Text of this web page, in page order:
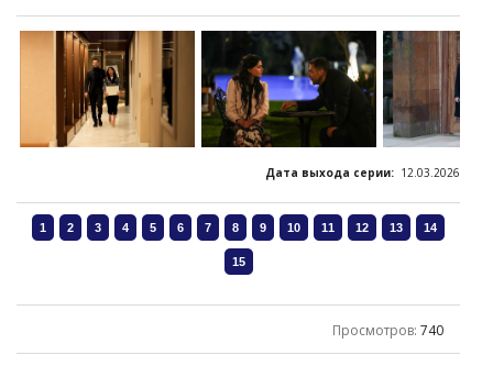
Дата выхода серии: 12.03.2026
Просмотров: 740